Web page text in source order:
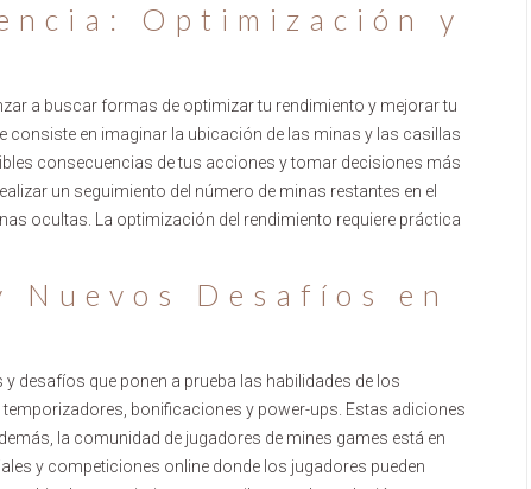
Optimización y
a buscar formas de optimizar tu rendimiento y mejorar tu
consiste en imaginar la ubicación de las minas y las casillas
consecuencias de tus acciones y tomar decisiones más
un seguimiento del número de minas restantes en el
ocultas. La optimización del rendimiento requiere práctica
Desafíos en
desafíos que ponen a prueba las habilidades de los
bonificaciones y power-ups. Estas adiciones
la comunidad de jugadores de mines games está en
y competiciones online donde los jugadores pueden